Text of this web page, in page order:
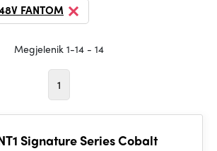
FANTOM
Megjelenik 1-14 - 14
1
Signature Series Cobalt